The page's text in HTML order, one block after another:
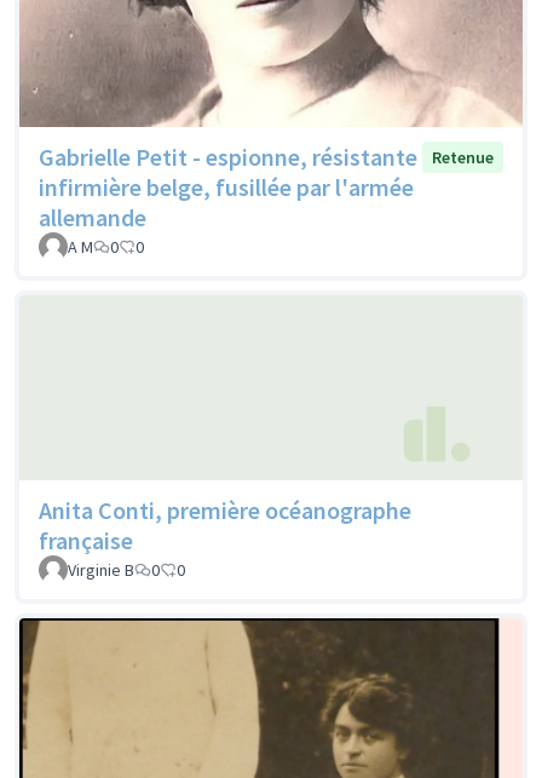
Gabrielle Petit - espionne, résistante
infirmière belge, fusillée par l'armée
allemande
Retenue
A M 0 0
Anita Conti, première océanographe
française
Virginie B 0 0